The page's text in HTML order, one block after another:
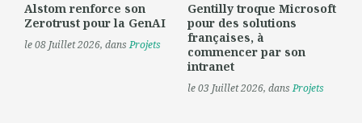
Alstom renforce son
Zerotrust pour la GenAI
le 08 Juillet 2026, dansProjets
Gentilly troque Microsoft
pour des solutions
françaises, à
commencer par son
intranet
le 03 Juillet 2026, dansProjets